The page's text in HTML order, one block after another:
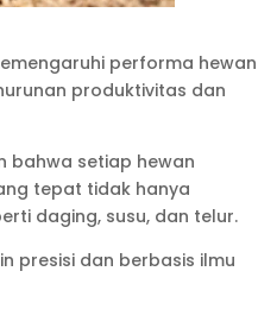
performa hewan
produktivitas dan
bahwa setiap hewan
tepat tidak hanya
daging, susu, dan telur.
presisi dan berbasis ilmu